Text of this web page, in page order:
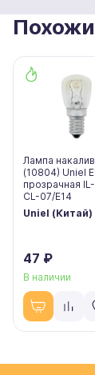
Лампа
(10804) Uniel
прозрачная
CL-07/E14
Uniel (Китай)
47 ₽
В наличии